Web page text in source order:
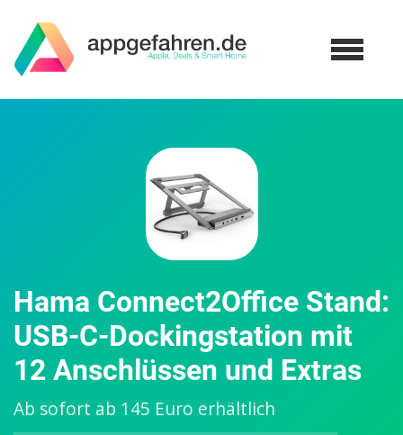
Hama Connect2Office Stand:
USB-C-Dockingstation mit
12 Anschlüssen und Extras
Ab sofort ab 145 Euro erhältlich